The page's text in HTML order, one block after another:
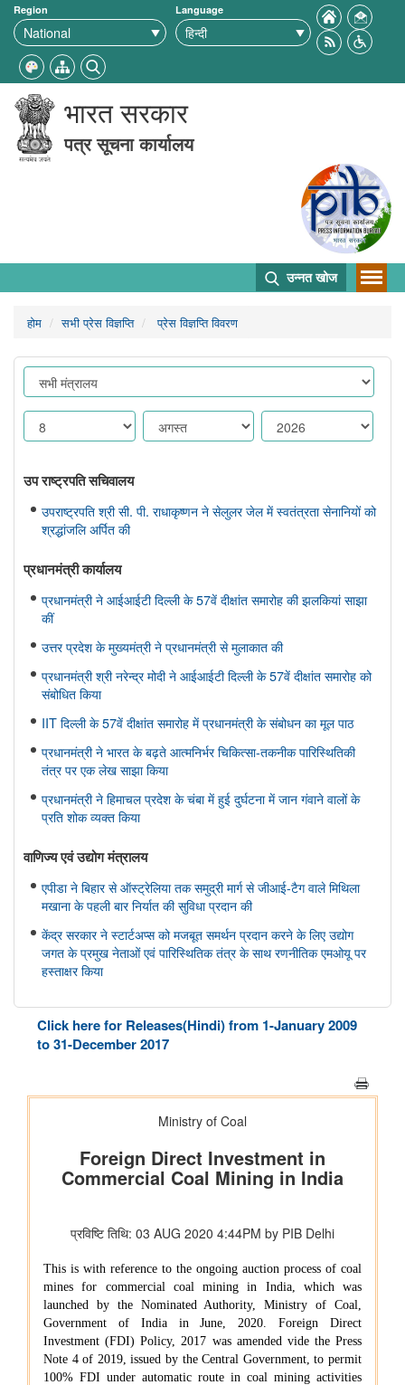
Region Language
भारत सरकार
पत्र सूचना कार्यालय
उन्नत खोज
होम सभी प्रेस विज्ञप्ति प्रेस विज्ञप्ति विवरण
उप राष्ट्रपति सचिवालय
उपराष्ट्रपति श्री सी. पी. राधाकृष्णन ने सेलुलर जेल में स्वतंत्रता सेनानियों को
श्रद्धांजलि अर्पित की
प्रधानमंत्री कार्यालय
प्रधानमंत्री ने आईआईटी दिल्ली के 57वें दीक्षांत समारोह की झलकियां साझा
कीं
उत्तर प्रदेश के मुख्यमंत्री ने प्रधानमंत्री से मुलाकात की
प्रधानमंत्री श्री नरेन्द्र मोदी ने आईआईटी दिल्ली के 57वें दीक्षांत समारोह को
संबोधित किया
IIT दिल्ली के 57वें दीक्षांत समारोह में प्रधानमंत्री के संबोधन का मूल पाठ
प्रधानमंत्री ने भारत के बढ़ते आत्मनिर्भर चिकित्सा-तकनीक पारिस्थितिकी
तंत्र पर एक लेख साझा किया
प्रधानमंत्री ने हिमाचल प्रदेश के चंबा में हुई दुर्घटना में जान गंवाने वालों के
प्रति शोक व्यक्त किया
वाणिज्‍य एवं उद्योग मंत्रालय
एपीडा ने बिहार से ऑस्ट्रेलिया तक समुद्री मार्ग से जीआई-टैग वाले मिथिला
मखाना के पहली बार निर्यात की सुविधा प्रदान की
केंद्र सरकार ने स्टार्टअप्स को मजबूत समर्थन प्रदान करने के लिए उद्योग
जगत के प्रमुख नेताओं एवं पारिस्थितिक तंत्र के साथ रणनीतिक एमओयू पर
हस्ताक्षर किया
सहकारिता मंत्रालय
केन्द्रीय गृह एवं सहकारिता मंत्री श्री अमित शाह ने मुंबई में NUCFDC के
भोपाल में 11 ब्रिक्स संस्कृति मंत्रियों की बैठक संपन्न हुई; भोपाल घोषणापत्र
को अपनाया
भारतीय वायु सेना बैंड द्वारा स्वतंत्रता दिवस समारोह 2026 के दौरान प्रदर्शन
शिक्षा मंत्रालय
प्रधानमंत्री श्री नरेन्द्र मोदी ने आईआईटी दिल्ली के 57वें दीक्षांत समारोह को
संबोधित किया
इलेक्ट्रानिक्स एवं आईटी मंत्रालय
Click here for Releases(Hindi) from 1-January 2009
to 31-December 2017